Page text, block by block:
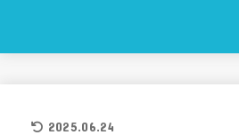
2025.06.24